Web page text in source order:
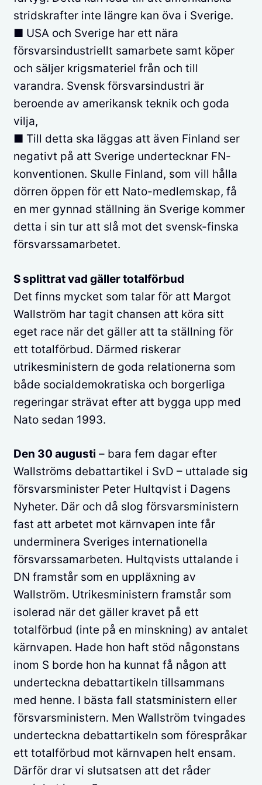
stridskrafter inte längre kan öva i Sverige.
■ USA och Sverige har ett nära
försvarsindustriellt samarbete samt köper
och säljer krigsmateriel från och till
varandra. Svensk försvarsindustri är
beroende av amerikansk teknik och goda
vilja,
■ Till detta ska läggas att även Finland ser
negativt på att Sverige undertecknar FN-
konventionen. Skulle Finland, som vill hålla
dörren öppen för ett Nato-medlemskap, få
en mer gynnad ställning än Sverige kommer
detta i sin tur att slå mot det svensk-finska
försvarssamarbetet.
S splittrat vad gäller totalförbud
Det finns mycket som talar för att Margot
Wallström har tagit chansen att köra sitt
eget race när det gäller att ta ställning för
ett totalförbud. Därmed riskerar
utrikesministern de goda relationerna som
både socialdemokratiska och borgerliga
regeringar strävat efter att bygga upp med
Nato sedan 1993.
Den 30 augusti – bara fem dagar efter
Wallströms debattartikel i SvD – uttalade sig
försvarsminister Peter Hultqvist i Dagens
Nyheter. Där och då slog försvarsministern
fast att arbetet mot kärnvapen inte får
underminera Sveriges internationella
försvarssamarbeten. Hultqvists uttalande i
DN framstår som en uppläxning av
Wallström. Utrikesministern framstår som
isolerad när det gäller kravet på ett
totalförbud (inte på en minskning) av antalet
kärnvapen. Hade hon haft stöd någonstans
inom S borde hon ha kunnat få någon att
underteckna debattartikeln tillsammans
med henne. I bästa fall statsministern eller
försvarsministern. Men Wallström tvingades
underteckna debattartikeln som förespråkar
ett totalförbud mot kärnvapen helt ensam.
Därför drar vi slutsatsen att det råder